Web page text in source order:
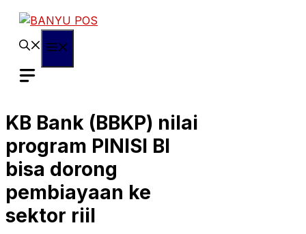
Skip
content
KB Bank (BBKP) nilai
program PINISI BI
bisa dorong
pembiayaan ke
sektor riil